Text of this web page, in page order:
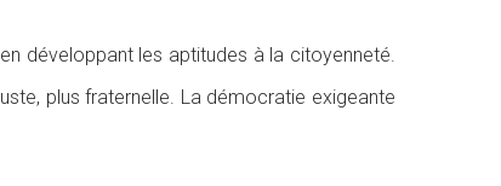
développant les aptitudes à la citoyenneté.
plus fraternelle. La démocratie exigeante